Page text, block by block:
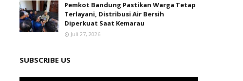
Pemkot Bandung Pastikan Warga Tetap
Terlayani, Distribusi Air Bersih
Diperkuat Saat Kemarau
Juli 27, 2026
SUBSCRIBE US